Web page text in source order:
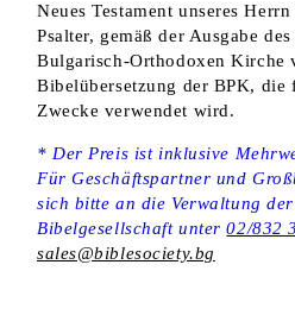
Neues Testament unseres
Psalter, gemäß der Ausgabe
Bulgarisch-Orthodoxen Kirche
Bibelübersetzung der BPK, die
Zwecke verwendet wird.
* Der Preis ist inklusive
Für Geschäftspartner und
sich bitte an die Verwaltung
Bibelgesellschaft unter02/832
sales@biblesociety.bg